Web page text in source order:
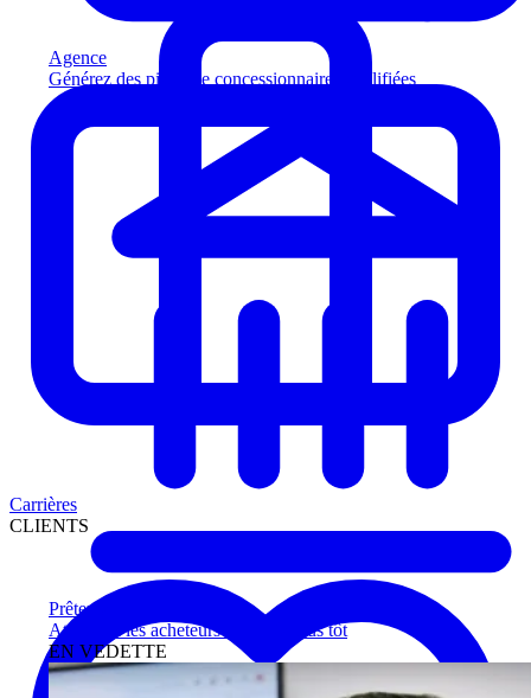
Agence
Générez des pistes de concessionnaires qualifiées
Prêteurs
Atteignez les acheteurs qualifiés plus tôt
EN VEDETTE
Carrières
CLIENTS